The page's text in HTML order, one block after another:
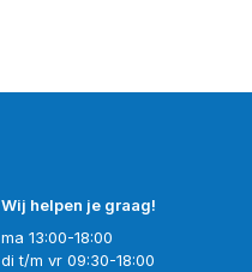
Wij helpen je graag!
ma 13:00-18:00
di t/m vr 09:30-18:00